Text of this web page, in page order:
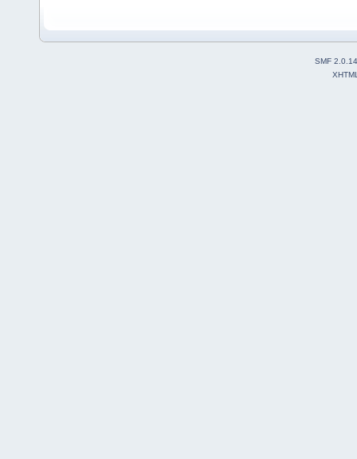
SMF 2.0.14